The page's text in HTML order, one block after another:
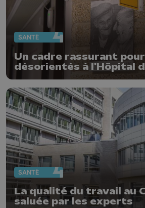
SANTÉ
Un cadre rassurant
désorientés à l'Hôpital
Citadelle
SANTÉ
La qualité du travail au
saluée par les experts